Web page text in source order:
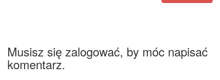
Musisz się zalogować, by móc napisać
komentarz.